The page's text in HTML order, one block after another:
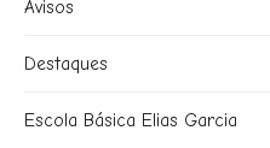
Avisos
Destaques
Escola Básica Elias Garcia